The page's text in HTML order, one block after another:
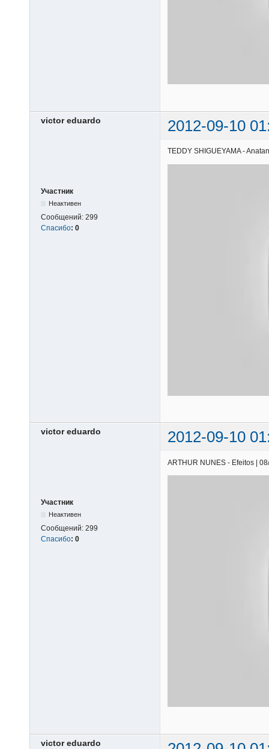
victor eduardo 2012-09-10
Участник
Неактивен
Сообщений: 299
Спасибо: 0
TEDDY SHIGUEYAMA -
victor eduardo 2012-09-10
Участник
Неактивен
Сообщений: 299
Спасибо: 0
ARTHUR NUNES - Efeitos |
victor eduardo